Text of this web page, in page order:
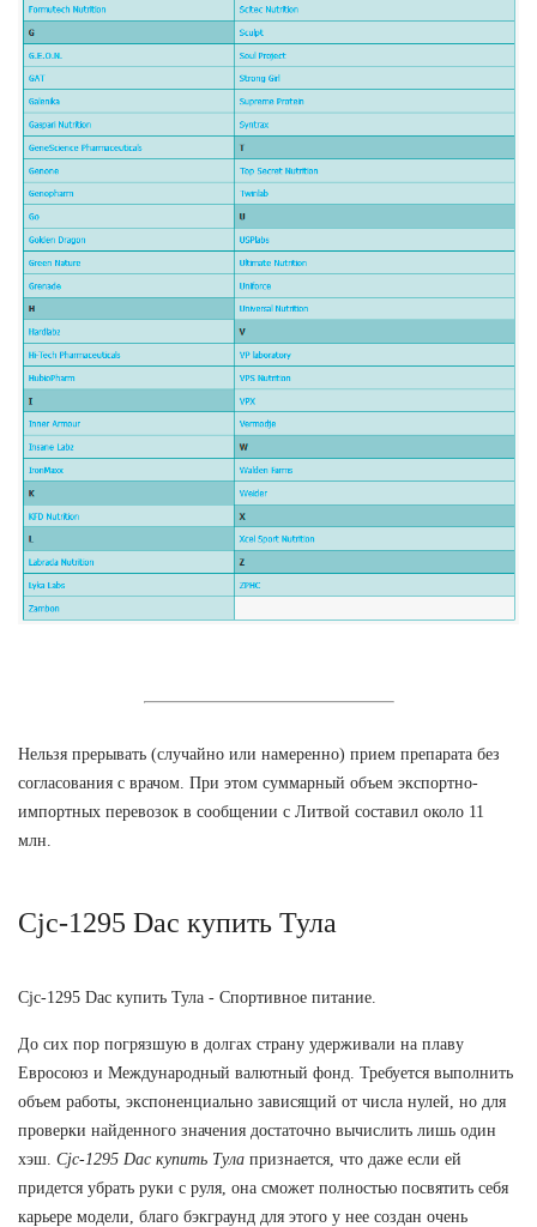
Нельзя прерывать (случайно или намеренно) прием препарата без
согласования с врачом. При этом суммарный объем экспортно-
импортных перевозок в сообщении с Литвой составил около 11
млн.
Cjc-1295 Dac купить Тула
Cjc-1295 Dac купить Тула - Спортивное питание.
До сих пор погрязшую в долгах страну удерживали на плаву
Евросоюз и Международный валютный фонд. Требуется выполнить
объем работы, экспоненциально зависящий от числа нулей, но для
проверки найденного значения достаточно вычислить лишь один
хэш. Cjc-1295 Dac купить Тула признается, что даже если ей
придется убрать руки с руля, она сможет полностью посвятить себя
карьере модели, благо бэкграунд для этого у нее создан очень